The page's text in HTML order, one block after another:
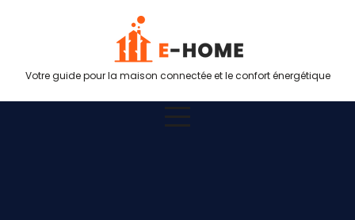
Votre guide pour la maison connectée et le confort énergétique